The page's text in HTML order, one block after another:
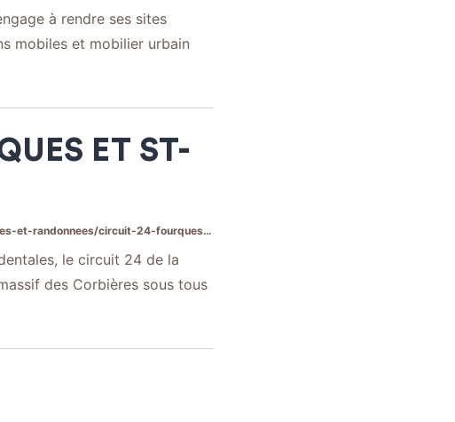
à rendre ses sites
mobiles et mobilier urbain
ET ST-
circuit-24-fourques-et-st-rome/
le circuit 24 de la
des Corbières sous tous